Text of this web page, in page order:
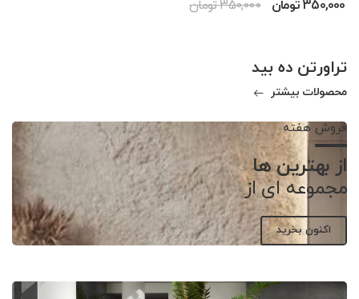
350,000 تومان 350,000 تومان
تراورتن ده بید
محصولات بیشتر
فروش هفته
از بهترین ها
مجموعه ای از
اکنون بخرید